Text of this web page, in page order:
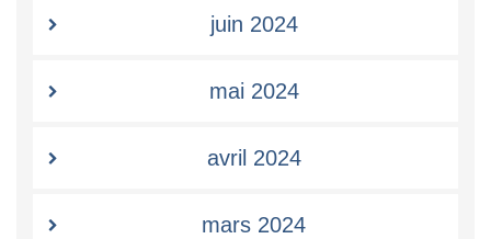
juin 2024
mai 2024
avril 2024
mars 2024